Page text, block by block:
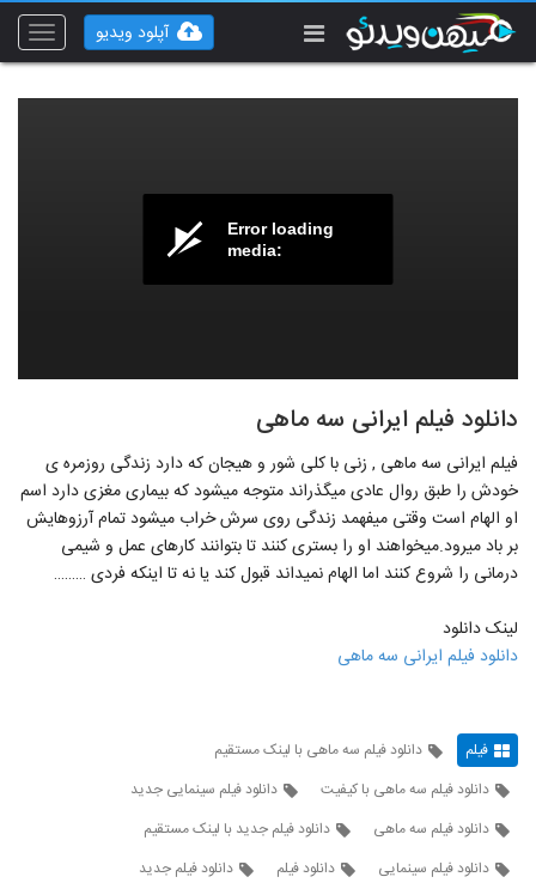
Toggle
آپلود ویدیو
Error loading
media:
دانلود فیلم ایرانی سه ماهی
فیلم ایرانی سه ماهی , زنی با کلی شور و هیجان که دارد زندگی روزمره ی
خودش را طبق روال عادی میگذراند متوجه میشود که بیماری مغزی دارد اسم
او الهام است وقتی میفهمد زندگی روی سرش خراب میشود تمام آرزوهایش
بر باد میرود.میخواهند او را بستری کنند تا بتوانند کارهای عمل و شیمی
درمانی را شروع کنند اما الهام نمیداند قبول کند یا نه تا اینکه فردی ………
لينک دانلود
دانلود فیلم ایرانی سه ماهی
فیلم
دانلود فیلم سه ماهی با لینک مستقیم
دانلود فیلم سه ماهی با کیفیت
دانلود فیلم سینمایی جدید
دانلود فیلم سه ماهی
دانلود فیلم جدید با لینک مستقیم
دانلود فیلم سینمایی
دانلود فیلم دانلود فیلم جدید